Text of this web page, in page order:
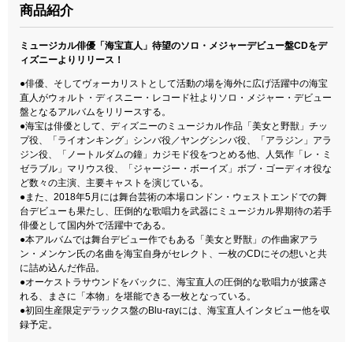
商品紹介
ミュージカル俳優「海宝直人」待望のソロ・メジャーデビュー盤CDをデ
ィズニーよりリリース！
●俳優、そしてヴォーカリストとして活動の場を海外に広げ活躍中の海宝
直人がウォルト・ディスニー・レコード社よりソロ・メジャー・デビュー
盤となるアルバムをリリースする。
●海宝は俳優として、ディズニーのミュージカル作品「美女と野獣」チッ
プ役、「ライオンキング」シンバ役／ヤングシンバ役、「アラジン」アラ
ジン役、「ノートルダムの鐘」カジモド役をつとめる他、人気作「レ・ミ
ゼラブル」マリウス役、「ジャージー・ボーイズ」ボブ・ゴーディオ役な
ど数々の主演、主要キャストを演じている。
●また、2018年5月には舞台芸術の本場ロンドン・ウェストエンドでの舞
台デビューも果たし、圧倒的な歌唱力を武器にミュージカル界期待の若手
俳優として国内外で活躍中である。
●本アルバムでは舞台デビュー作でもある「美女と野獣」の作曲家アラ
ン・メンケン氏の名曲を海宝自身がセレクト、一枚のCDにその想いと共
に詰め込んだ作品。
●オーケストラサウンドをバックに、海宝直人の圧倒的な歌唱力が披露さ
れる、まさに「本物」を堪能できる一枚となっている。
●初回生産限定デラックス盤のBlu-rayには、海宝直人インタビュー他を収
録予定。